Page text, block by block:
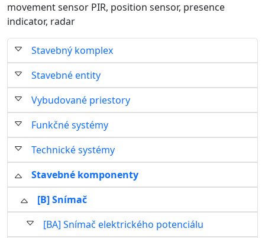
Stavebný komplex
Stavebné entity
Vybudované priestory
Funkčné systémy
Technické systémy
Stavebné komponenty
[B] Snímač
[BA] Snímač elektrického potenciálu
movement sensor PIR, position sensor, presence
indicator, radar